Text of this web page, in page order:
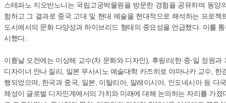
스테파노 지오반노니는 국립고궁박물원을 방문한 경험을 공유하며 동
험하고 그 결과로 중국 고대 및 현대 예술을 현대적으로 해석하는 프로
도시에서의 문화 다양성과 하이브리드 형태의 중요성을 언급했다. 이를
시했다.
이튿날 오전에는 이상해 교수(차 문화와 디자인), 후핑리(한·중·일 정원
디자이너 안나 질리, 일본 무사시노 예술대학 카즈히로 야마나카 교수,
행되었으며, 한국과 중국, 일본, 이탈리아, 말레이시아, 인도네시아 등
체성이 글로벌 디자인계에서의 가치와 미래에 대해 논의하는 자리를 가